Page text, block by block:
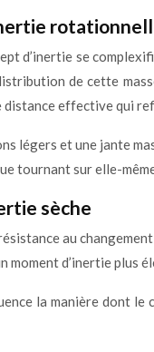
d’inertie se
de cette
effective qui
légers et une jante
tournant sur elle-
sèche
au
d’inertie plus
la manière dont